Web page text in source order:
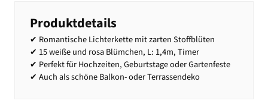
Produktdetails
✔ Romantische Lichterkette mit zarten Stoffblüten
✔ 15 weiße und rosa Blümchen, L: 1,4m, Timer
✔ Perfekt für Hochzeiten, Geburtstage oder Gartenfeste
✔ Auch als schöne Balkon- oder Terrassendeko